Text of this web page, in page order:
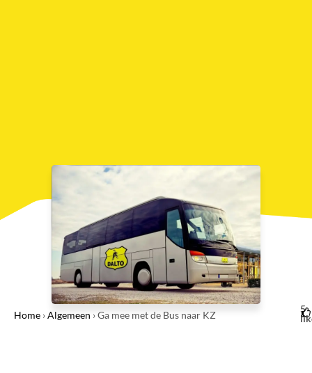
Home ›Algemeen ›Ga mee met de Bus naar KZ
5